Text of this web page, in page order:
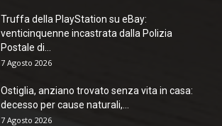
Truffa della PlayStation su eBay:
venticinquenne incastrata dalla Polizia
Postale di...
7 Agosto 2026
Ostiglia, anziano trovato senza vita in casa:
decesso per cause naturali,...
7 Agosto 2026